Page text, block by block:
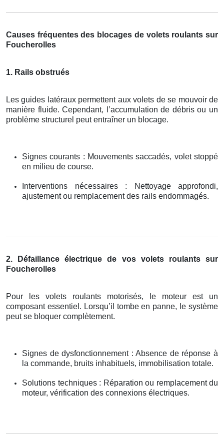
Causes fréquentes des blocages de volets roulants sur
Foucherolles
1. Rails obstrués
Les guides latéraux permettent aux volets de se mouvoir de
manière fluide. Cependant, l’accumulation de débris ou un
problème structurel peut entraîner un blocage.
Signes courants : Mouvements saccadés, volet stoppé
en milieu de course.
Interventions nécessaires : Nettoyage approfondi,
ajustement ou remplacement des rails endommagés.
2. Défaillance électrique de vos volets roulants sur
Foucherolles
Pour les volets roulants motorisés, le moteur est un
composant essentiel. Lorsqu’il tombe en panne, le système
peut se bloquer complètement.
Signes de dysfonctionnement : Absence de réponse à
la commande, bruits inhabituels, immobilisation totale.
Solutions techniques : Réparation ou remplacement du
moteur, vérification des connexions électriques.